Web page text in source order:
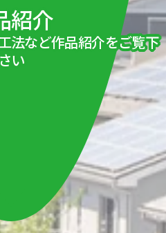
紹介
法など作品紹介をご覧下
さい